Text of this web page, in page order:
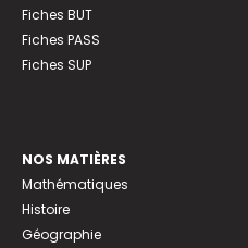
Fiches BUT
Fiches PASS
Fiches SUP
NOS MATIÈRES
Mathématiques
Histoire
Géographie